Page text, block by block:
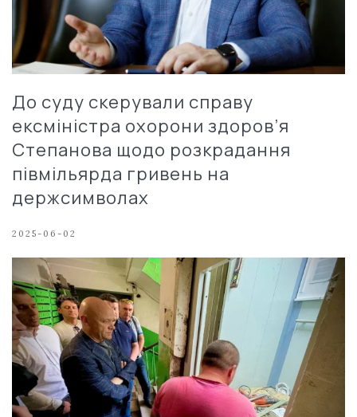
До суду скерували справу
ексміністра охорони здоров’я
Степанова щодо розкрадання
півмільярда гривень на
держсимволах
2025-06-02